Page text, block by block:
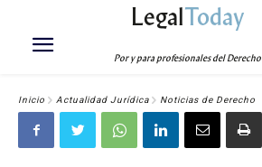
LegalToday
Por y para profesionales del Derecho
Inicio Actualidad Jurídica Noticias de Derecho